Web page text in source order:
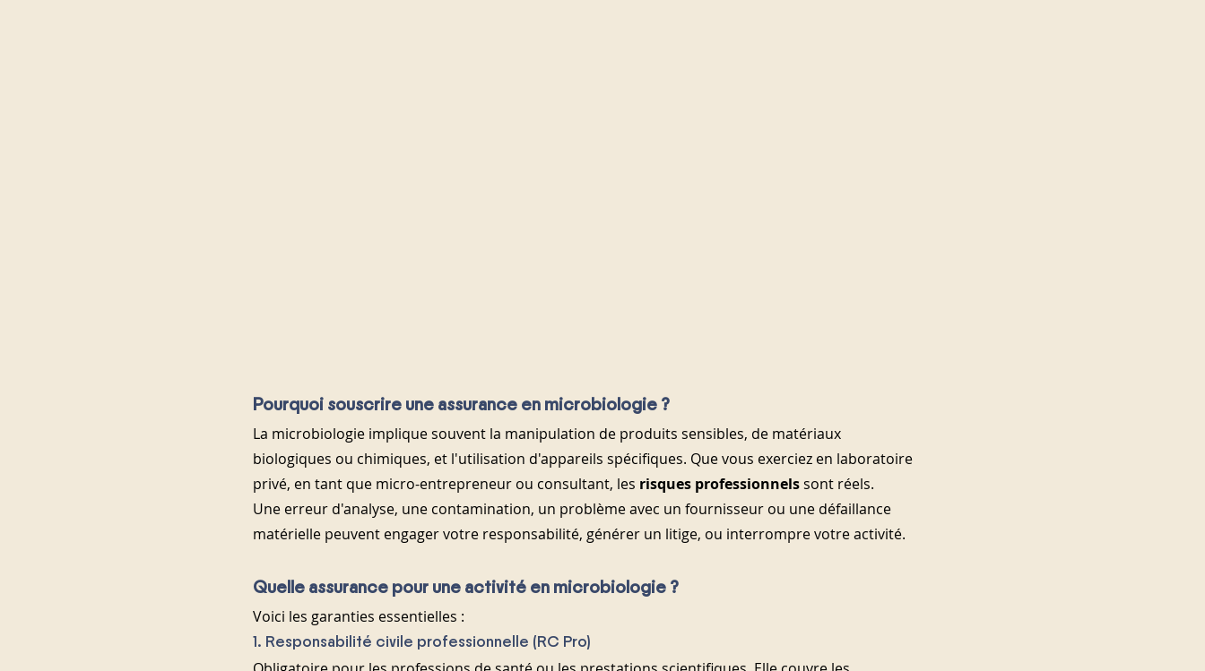
Pourquoi souscrire une assurance en microbiologie ?
La microbiologie implique souvent la manipulation de produits sensibles, de matériaux
biologiques ou chimiques, et l'utilisation d'appareils spécifiques. Que vous exerciez en laboratoire
privé, en tant que micro-entrepreneur ou consultant, les risques professionnels sont réels.
Une erreur d'analyse, une contamination, un problème avec un fournisseur ou une défaillance
matérielle peuvent engager votre responsabilité, générer un litige, ou interrompre votre activité.
Quelle assurance pour une activité en microbiologie ?
Voici les garanties essentielles :
1. Responsabilité civile professionnelle (RC Pro)